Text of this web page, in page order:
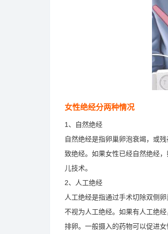
女性绝经分两种情况
1、自然绝经
自然绝经是指卵巢卵泡衰竭，或
致绝经。如果女性已经自然绝经
儿技术。
2、人工绝经
人工绝经是指通过手术切除双侧
不视为人工绝经。如果有人工绝
排卵。一般摄入的药物可以促进